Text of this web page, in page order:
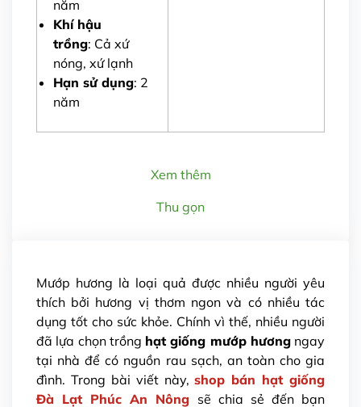
năm
Khí hậu
trồng: Cả xứ
nóng, xứ lạnh
Hạn sử dụng: 2
năm
Xem thêm
Thu gọn
Mướp hương là loại quả được nhiều người yêu
thích bởi hương vị thơm ngon và có nhiều tác
dụng tốt cho sức khỏe. Chính vì thế, nhiều người
đã lựa chọn trồng hạt giống mướp hươngngay
tại nhà để có nguồn rau sạch, an toàn cho gia
đình. Trong bài viết này,shop bán hạt giống
Đà Lạt Phúc An Nông sẽ chia sẻ đến bạn